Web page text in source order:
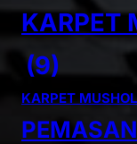
KARPET
(9)
KARPET